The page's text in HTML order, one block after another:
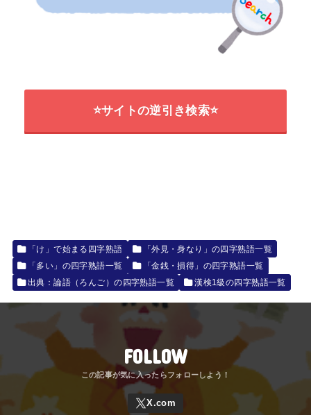
⭐サイトの逆引き検索⭐
「け」で始まる四字熟語
「外見・身なり」の四字熟語一覧
「多い」の四字熟語一覧
「金銭・損得」の四字熟語一覧
出典：論語（ろんご）の四字熟語一覧
漢検1級の四字熟語一覧
FOLLOW